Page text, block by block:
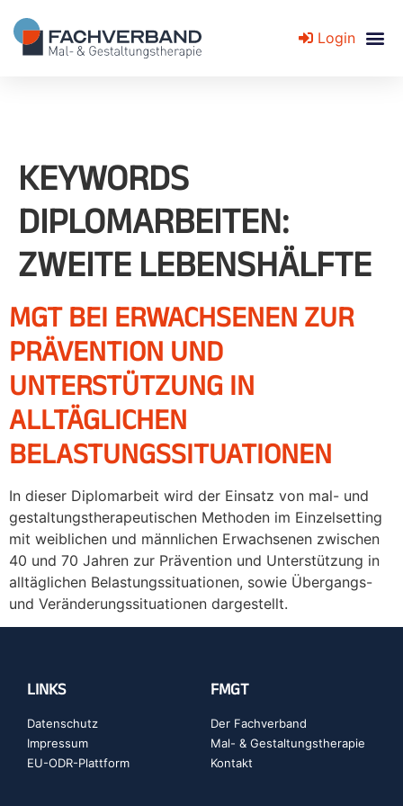
Login
KEYWORDS
DIPLOMARBEITEN:
ZWEITE LEBENSHÄLFTE
MGT BEI ERWACHSENEN ZUR
PRÄVENTION UND
UNTERSTÜTZUNG IN
ALLTÄGLICHEN
BELASTUNGSSITUATIONEN
In dieser Diplomarbeit wird der Einsatz von mal- und
gestaltungstherapeutischen Methoden im Einzelsetting
mit weiblichen und männlichen Erwachsenen zwischen
40 und 70 Jahren zur Prävention und Unterstützung in
alltäglichen Belastungssituationen, sowie Übergangs-
und Veränderungssituationen dargestellt.
LINKS
Datenschutz
Impressum
EU-ODR-Plattform
FMGT
Der Fachverband
Mal- & Gestaltungstherapie
Kontakt